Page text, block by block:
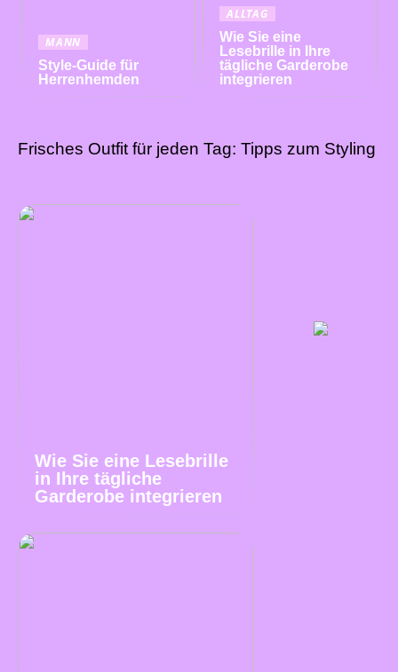
MANN
Style-Guide für
Herrenhemden
ALLTAG
Wie Sie eine
Lesebrille in Ihre
tägliche Garderobe
integrieren
Frisches Outfit für jeden Tag: Tipps zum Styling
Wie Sie eine Lesebrille
in Ihre tägliche
Garderobe integrieren